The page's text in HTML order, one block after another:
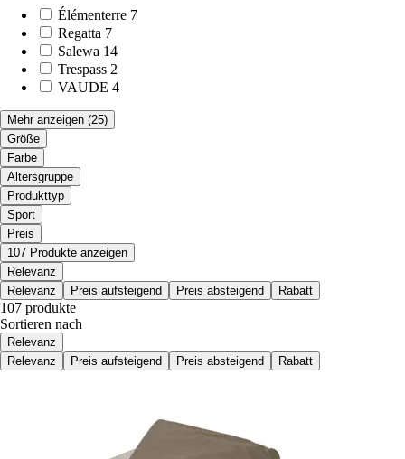
Élémenterre 7
Regatta 7
Salewa 14
Trespass 2
VAUDE 4
Mehr anzeigen (25)
Größe
Farbe
Altersgruppe
Produkttyp
Sport
Preis
107 Produkte anzeigen
Relevanz
Relevanz
Preis aufsteigend Preis absteigend Rabatt
107 produkte
Sortieren nach
Relevanz
Relevanz
Preis aufsteigend Preis absteigend Rabatt